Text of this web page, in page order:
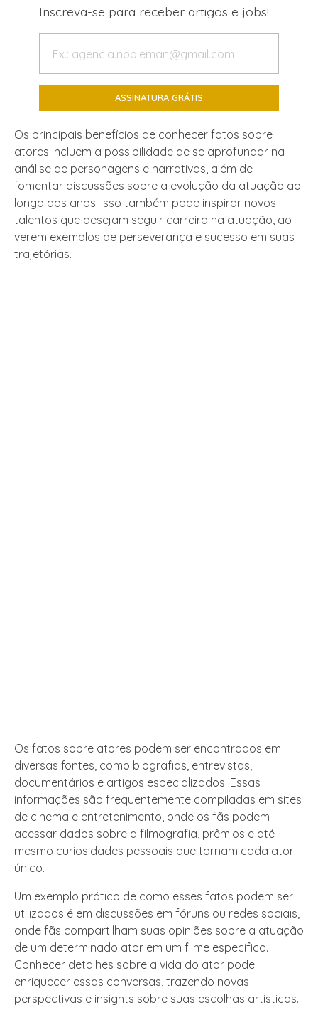
Inscreva-se para receber artigos e jobs!
Os principais benefícios de conhecer fatos sobre
atores incluem a possibilidade de se aprofundar na
análise de personagens e narrativas, além de
fomentar discussões sobre a evolução da atuação ao
longo dos anos. Isso também pode inspirar novos
talentos que desejam seguir carreira na atuação, ao
verem exemplos de perseverança e sucesso em suas
trajetórias.
Os fatos sobre atores podem ser encontrados em
diversas fontes, como biografias, entrevistas,
documentários e artigos especializados. Essas
informações são frequentemente compiladas em sites
de cinema e entretenimento, onde os fãs podem
acessar dados sobre a filmografia, prêmios e até
mesmo curiosidades pessoais que tornam cada ator
único.
Um exemplo prático de como esses fatos podem ser
utilizados é em discussões em fóruns ou redes sociais,
onde fãs compartilham suas opiniões sobre a atuação
de um determinado ator em um filme específico.
Conhecer detalhes sobre a vida do ator pode
enriquecer essas conversas, trazendo novas
perspectivas e insights sobre suas escolhas artísticas.